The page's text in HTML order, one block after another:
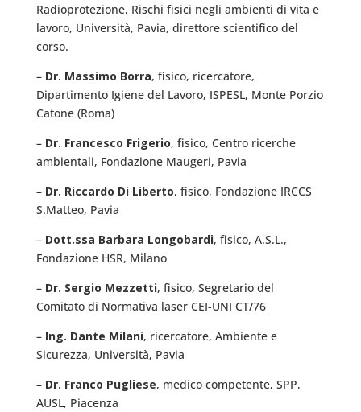
Radioprotezione, Rischi fisici negli ambienti di vita e
lavoro, Università, Pavia, direttore scientifico del
corso.
–Dr. Massimo Borra, fisico, ricercatore,
Dipartimento Igiene del Lavoro, ISPESL, Monte Porzio
Catone (Roma)
– Dr. Francesco Frigerio, fisico, Centro ricerche
ambientali, Fondazione Maugeri, Pavia
– Dr. Riccardo Di Liberto, fisico, Fondazione IRCCS
S.Matteo, Pavia
– Dott.ssa Barbara Longobardi, fisico, A.S.L.,
Fondazione HSR, Milano
– Dr. Sergio Mezzetti, fisico, Segretario del
Comitato di Normativa laser CEI-UNI CT/76
– Ing. Dante Milani, ricercatore, Ambiente e
Sicurezza, Università, Pavia
– Dr. Franco Pugliese, medico competente, SPP,
AUSL, Piacenza